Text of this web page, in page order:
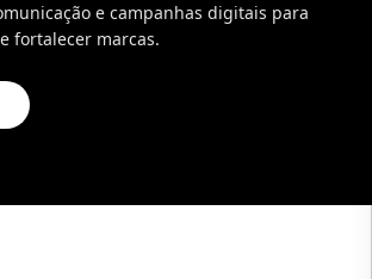
e campanhas digitais para
fortalecer marcas.